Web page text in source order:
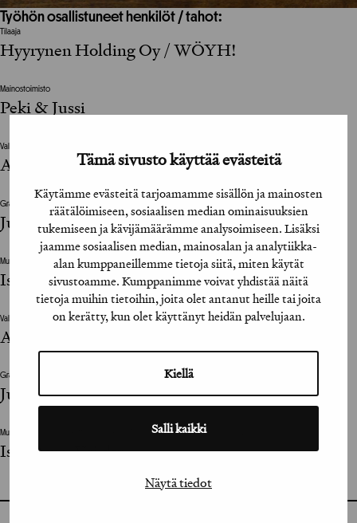
Tämä sivusto käyttää evästeitä
Käytämme evästeitä tarjoamamme sisällön ja mainosten
räätälöimiseen, sosiaalisen median ominaisuuksien
tukemiseen ja kävijämäärämme analysoimiseen. Lisäksi
jaamme sosiaalisen median, mainosalan ja analytiikka-
alan kumppaneillemme tietoja siitä, miten käytät
sivustoamme. Kumppanimme voivat yhdistää näitä
tietoja muihin tietoihin, joita olet antanut heille tai joita
on kerätty, kun olet käyttänyt heidän palvelujaan.
Kiellä
Salli kaikki
Näytä tiedot
Työhön osallistuneet henkilöt / tahot:
Tilaaja
Hyyrynen Holding Oy / WÖYH!
Mainostoimisto
Peki & Jussi
Valokuvat / Photographs
Aki-Pekka Sinikoski
Graafinen suunnittelija / Graphic Designer
Jussi Karjalainen
Muu suunnitteluun vaikuttanut henkilö / The design was also influenced by
Isla, Anja, Veikko
Valokuvat / Photographs
Aki-Pekka Sinikoski
Graafinen suunnittelija / Graphic Designer
Jussi Karjalainen
Muu suunnitteluun vaikuttanut henkilö / The design was also influenced by
Isla, Anja, Veikko